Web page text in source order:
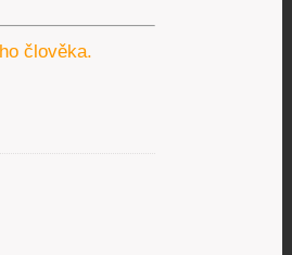
člověka.